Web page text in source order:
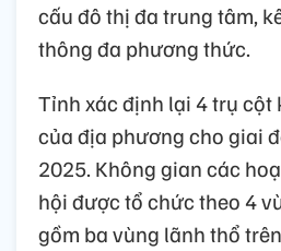
cấu đô thị đa trung tâm,
thông đa phương thức.
Tỉnh xác định lại 4 trụ cột
của địa phương cho giai
2025. Không gian các
hội được tổ chức theo 4
gồm ba vùng lãnh thổ